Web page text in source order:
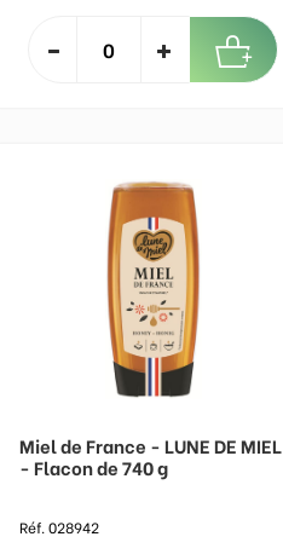
Miel de France - LUNE DE MIEL
- Flacon de 740 g
Réf. 028942